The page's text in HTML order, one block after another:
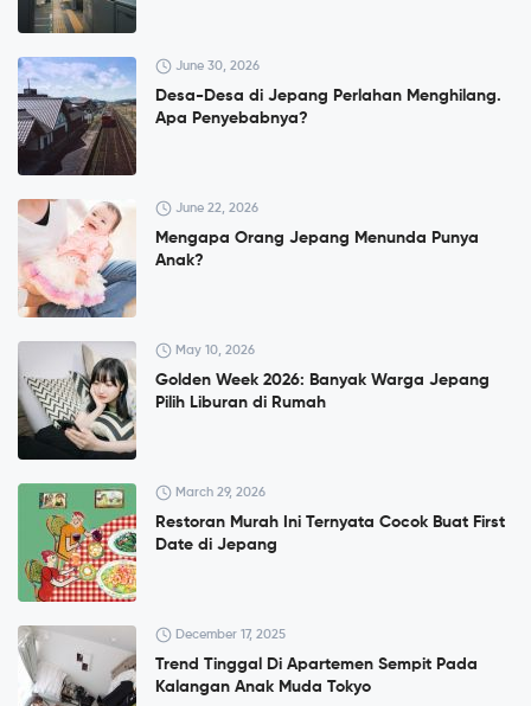
June 30, 2026
Desa-Desa di Jepang Perlahan Menghilang.
Apa Penyebabnya?
June 22, 2026
Mengapa Orang Jepang Menunda Punya
Anak?
May 10, 2026
Golden Week 2026: Banyak Warga Jepang
Pilih Liburan di Rumah
March 29, 2026
Restoran Murah Ini Ternyata Cocok Buat First
Date di Jepang
December 17, 2025
Trend Tinggal Di Apartemen Sempit Pada
Kalangan Anak Muda Tokyo